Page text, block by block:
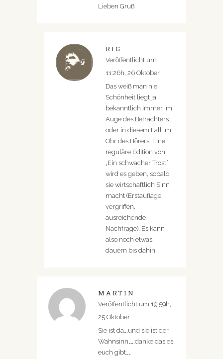
Lieben Gruß
RIG
Veröffentlicht um
11:26h, 26 Oktober
Das weiß man nie.
Schönheit liegt ja
bekanntlich immer im
Auge des Betrachters
oder in diesem Fall im
Ohr des Hörers. Eine
reguläre Edition von
„Ein schwacher Trost“
wird es geben, sobald
sie wirtschaftlich Sinn
macht (Erstauflage
vergriffen,
ausreichende
Nachfrage). Es kann
also noch etwas
dauern bis dahin.
MARTIN
Veröffentlicht um 19:59h,
25 Oktober
Sie ist da….und sie ist der
Wahnsinn…….danke das es
euch gibt……